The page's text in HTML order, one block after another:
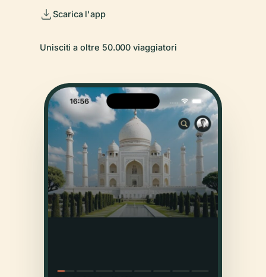
Scarica l'app
Unisciti a oltre 50.000 viaggiatori